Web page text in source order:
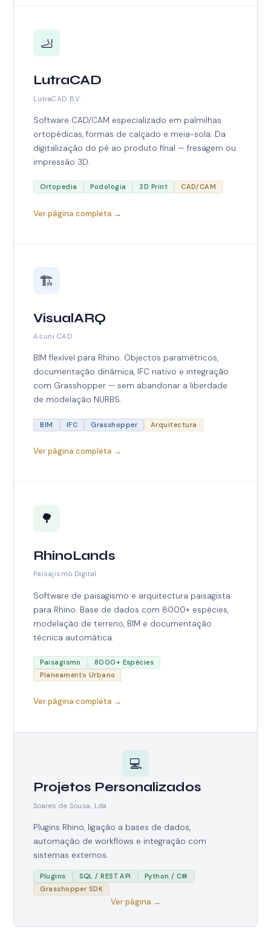
🦶
LutraCAD
LutraCAD B.V.
Software CAD/CAM especializado em palmilhas
ortopédicas, formas de calçado e meia-sola. Da
digitalização do pé ao produto final — fresagem ou
impressão 3D.
Ortopedia Podologia 3D Print CAD/CAM
Ver página completa →
🏗️
VisualARQ
Asuni CAD
BIM flexível para Rhino. Objectos paramétricos,
documentação dinâmica, IFC nativo e integração
com Grasshopper — sem abandonar a liberdade
de modelação NURBS.
BIM IFC Grasshopper Arquitectura
Ver página completa →
🌳
RhinoLands
Paisajismo Digital
Software de paisagismo e arquitectura paisagista
para Rhino. Base de dados com 8000+ espécies,
modelação de terreno, BIM e documentação
técnica automática.
Paisagismo
8000+ Espécies
Planeamento Urbano
Ver página completa →
💻
Projetos Personalizados
Soares de Sousa, Lda
Plugins Rhino, ligação a bases de dados,
automação de workflows e integração com
sistemas externos.
Plugins SQL / REST API
Python / C#
Grasshopper SDK
Ver página →